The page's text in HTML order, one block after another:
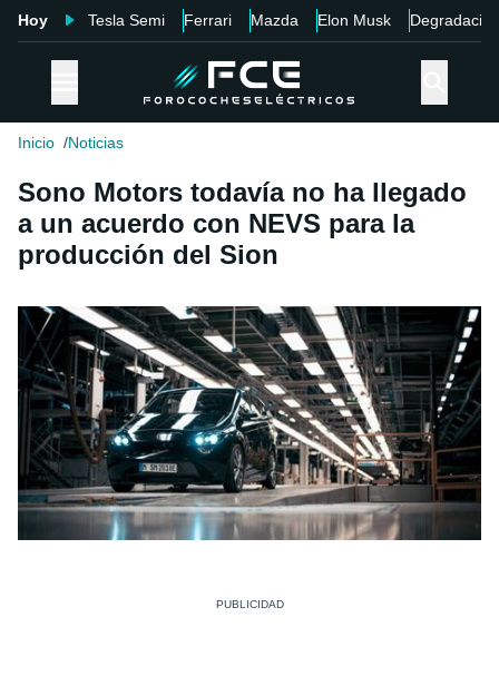
Hoy Tesla Semi Ferrari Mazda Elon Musk Degradación
Inicio Noticias
Sono Motors todavía no ha llegado
a un acuerdo con NEVS para la
producción del Sion